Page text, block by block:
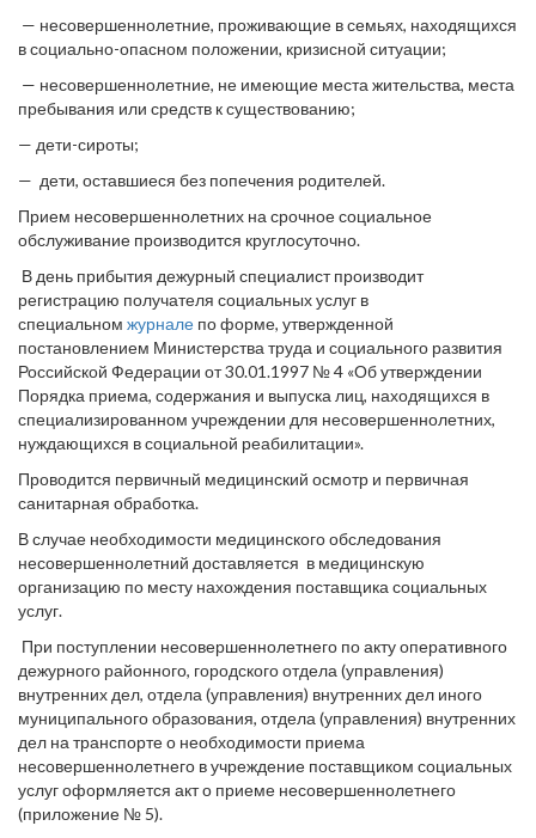
— несовершеннолетние, проживающие в семьях, находящихся
в социально-опасном положении, кризисной ситуации;
— несовершеннолетние, не имеющие места жительства, места
пребывания или средств к существованию;
— дети-сироты;
— дети, оставшиеся без попечения родителей.
Прием несовершеннолетних на срочное социальное
обслуживание производится круглосуточно.
В день прибытия дежурный специалист производит
регистрацию получателя социальных услуг в
специальном журнале по форме, утвержденной
постановлением Министерства труда и социального развития
Российской Федерации от 30.01.1997 № 4 «Об утверждении
Порядка приема, содержания и выпуска лиц, находящихся в
специализированном учреждении для несовершеннолетних,
нуждающихся в социальной реабилитации».
Проводится первичный медицинский осмотр и первичная
санитарная обработка.
В случае необходимости медицинского обследования
несовершеннолетний доставляется в медицинскую
организацию по месту нахождения поставщика социальных
услуг.
При поступлении несовершеннолетнего по акту оперативного
дежурного районного, городского отдела (управления)
внутренних дел, отдела (управления) внутренних дел иного
муниципального образования, отдела (управления) внутренних
дел на транспорте о необходимости приема
несовершеннолетнего в учреждение поставщиком социальных
услуг оформляется акт о приеме несовершеннолетнего
(приложение № 5).